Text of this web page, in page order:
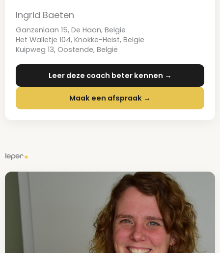
Ingrid Baeten
Ganzenlaan 15, De Haan, België
Het Walletje 104, Knokke-Heist, België
Kuipweg 13, Oostende, België
Leer deze coach beter kennen →
Maak een afspraak →
Ieper